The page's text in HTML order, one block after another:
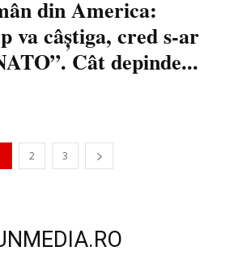
din America:
va câștiga, cred s-ar
Cât depinde...
2 3